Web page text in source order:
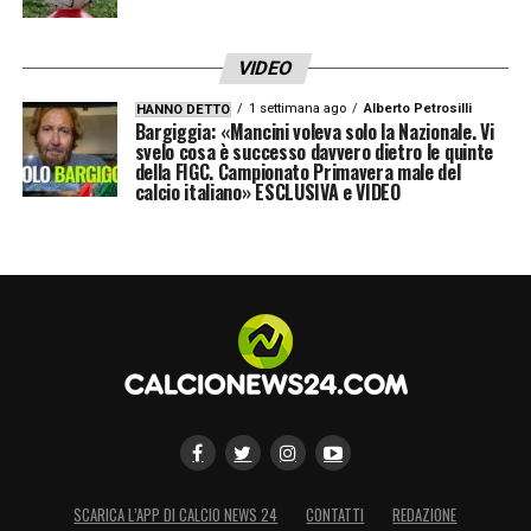
VIDEO
HANNO DETTO 1 settimana ago Alberto Petrosilli
Bargiggia: «Mancini voleva solo la Nazionale. Vi
svelo cosa è successo davvero dietro le quinte
della FIGC. Campionato Primavera male del
calcio italiano» ESCLUSIVA e VIDEO
SCARICA L’APP DI CALCIO NEWS 24 CONTATTI REDAZIONE